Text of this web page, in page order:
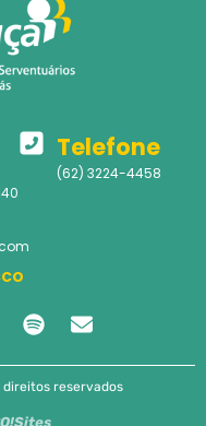
Telefone
(62) 3224-4458
direitos reservados